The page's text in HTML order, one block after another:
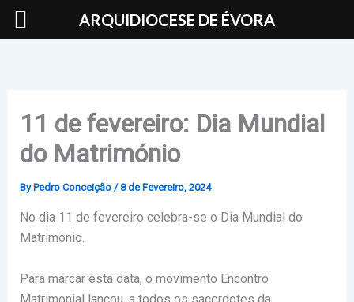
Skip
11 de fevereiro: Dia Mundial
do Matrimónio
By Pedro Conceição /8 de Fevereiro, 2024
No dia 11 de fevereiro celebra-se o Dia Mundial do
Matrimónio.
Para marcar esta data, o movimento Encontro
Matrimonial lançou, a todos os sacerdotes da
ARQUIDIOCESE DE ÉVORA